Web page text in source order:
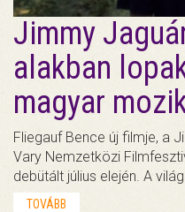
Jimmy
alakban
magyar
Fliegauf Bence új filmje, a
Vary Nemzetközi
debütált július elején. A
TOVÁBB